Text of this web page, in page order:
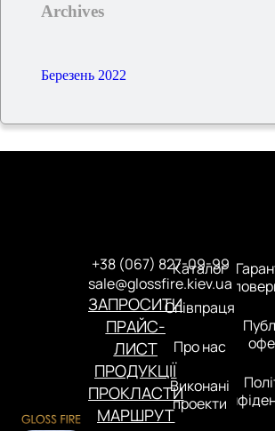
Archives
Березень 2022
+38 (067) 827-09-99
sale@glossfire.kiev.ua
ЗАПРОСИТИ
ПРАЙС-
ЛИСТ
ПРОДУКЦІЇ
ПРОКЛАСТИ
МАРШРУТ
Каталог
Співпраця
Про нас
Виконані
проекти